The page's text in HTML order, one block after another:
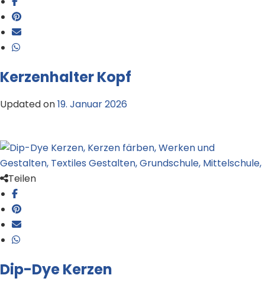
Kerzenhalter Kopf
Updated on19. Januar 2026
Teilen
Dip-Dye Kerzen